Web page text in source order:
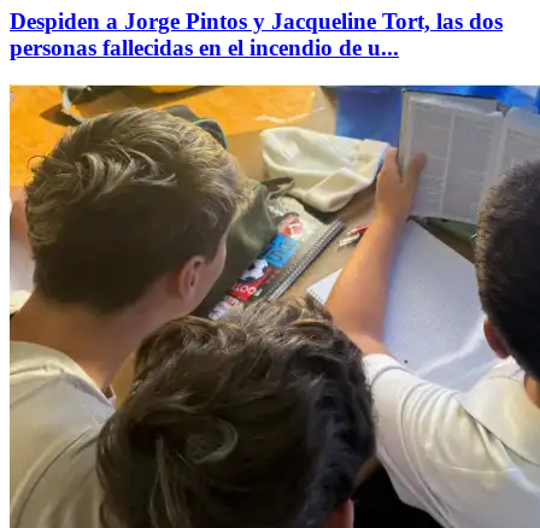
Despiden a Jorge Pintos y Jacqueline Tort, las dos
personas fallecidas en el incendio de u...